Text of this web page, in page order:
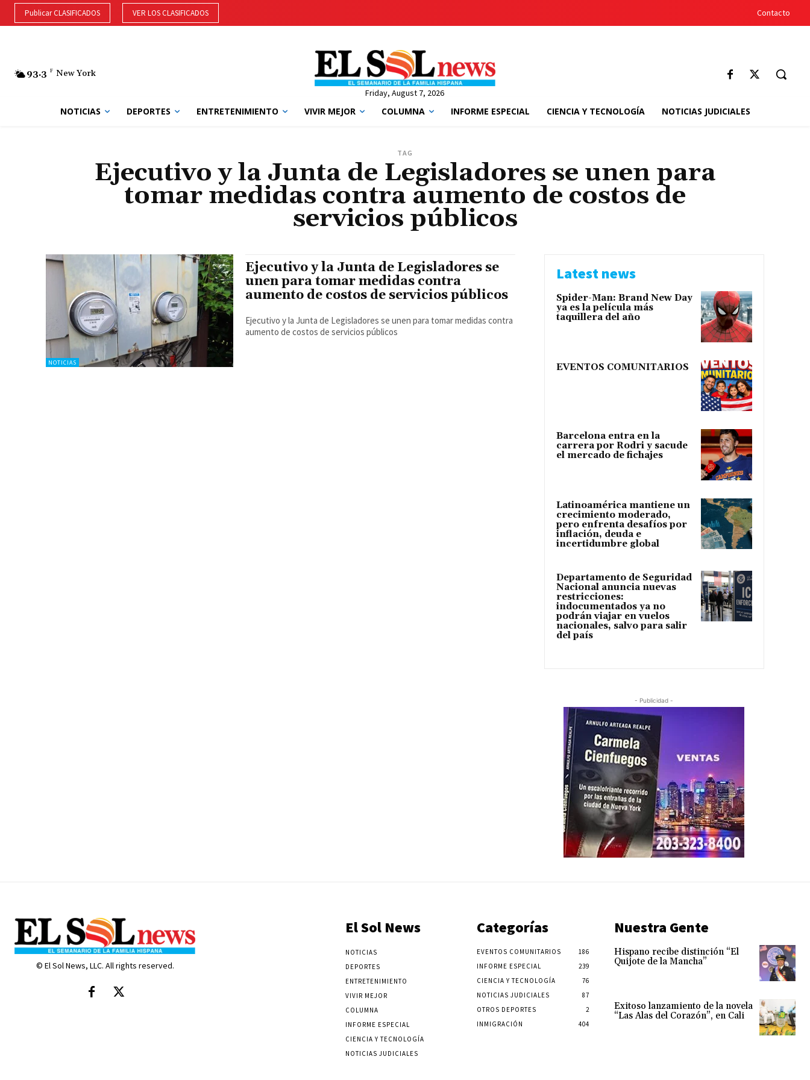
Publicar CLASIFICADOS VER LOS CLASIFICADOS Contacto
93.3 F New York
Friday, August 7, 2026
NOTICIAS DEPORTES ENTRETENIMIENTO VIVIR MEJOR COLUMNA INFORME ESPECIAL CIENCIA Y TECNOLOGÍA NOTICIAS JUDICIALES
TAG
Ejecutivo y la Junta de Legisladores se unen para
tomar medidas contra aumento de costos de
servicios públicos
NOTICIAS
Ejecutivo y la Junta de Legisladores se
unen para tomar medidas contra
aumento de costos de servicios públicos
Ejecutivo y la Junta de Legisladores se unen para tomar medidas contra
aumento de costos de servicios públicos
Latest news
Spider-Man: Brand New Day
ya es la película más
taquillera del año
EVENTOS COMUNITARIOS
Barcelona entra en la
carrera por Rodri y sacude
el mercado de fichajes
Latinoamérica mantiene un
crecimiento moderado,
pero enfrenta desafíos por
inflación, deuda e
incertidumbre global
Departamento de Seguridad
Nacional anuncia nuevas
restricciones:
indocumentados ya no
podrán viajar en vuelos
nacionales, salvo para salir
del país
- Publicidad -
© El Sol News, LLC. All rights reserved.
El Sol News
NOTICIAS
DEPORTES
ENTRETENIMIENTO
VIVIR MEJOR
COLUMNA
INFORME ESPECIAL
CIENCIA Y TECNOLOGÍA
NOTICIAS JUDICIALES
Categorías
EVENTOS COMUNITARIOS
186
INFORME ESPECIAL
239
CIENCIA Y TECNOLOGÍA
76
NOTICIAS JUDICIALES
87
OTROS DEPORTES
2
INMIGRACIÓN
404
Nuestra Gente
Hispano recibe distinción “El
Quijote de la Mancha”
Exitoso lanzamiento de la novela
“Las Alas del Corazón”, en Cali